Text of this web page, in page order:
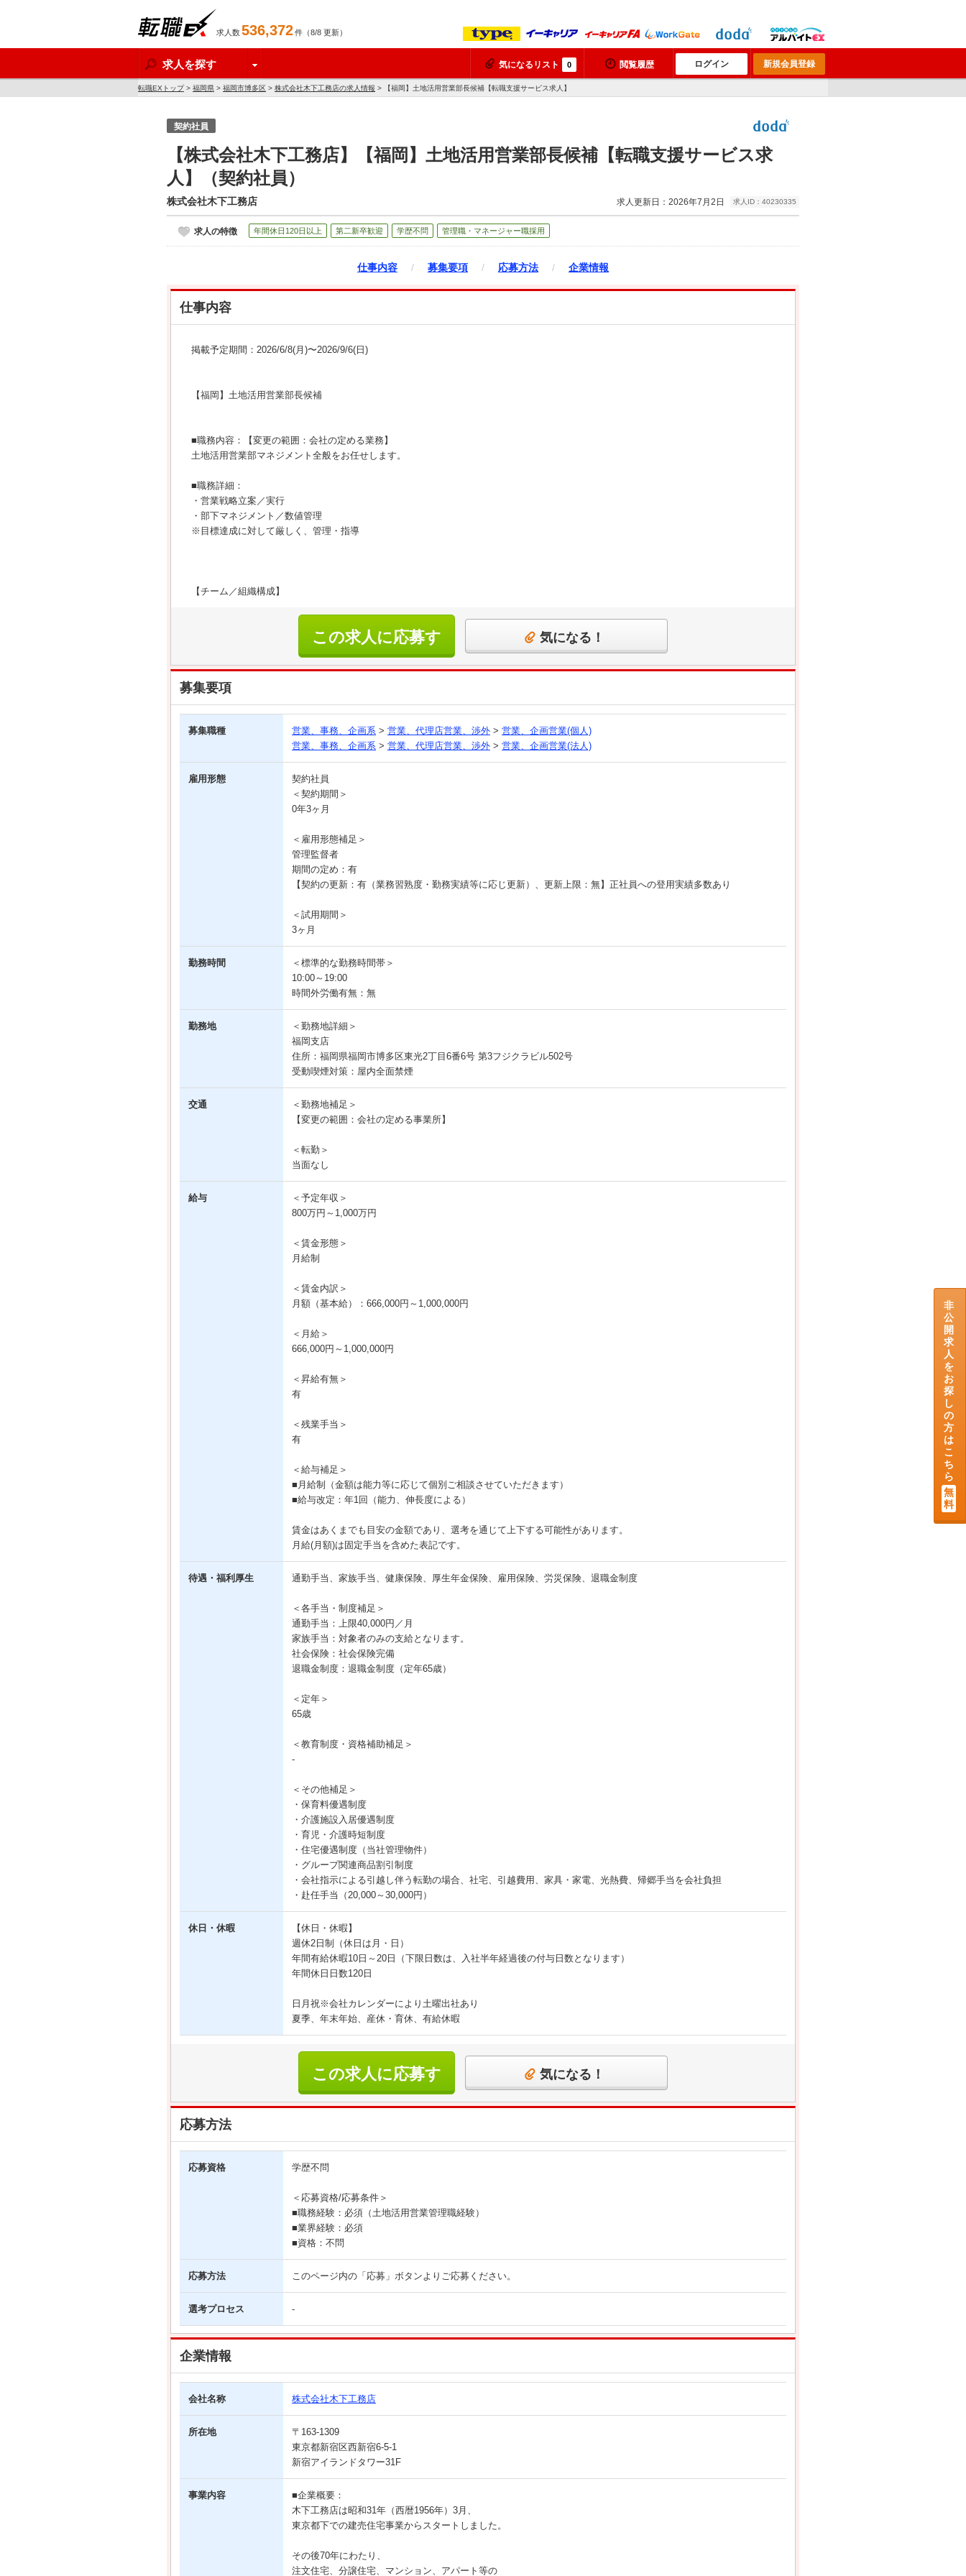
求人数536,372件（8/8 更新）
求人を探す 気になるリスト 0 閲覧履歴 ログイン 新規会員登録
転職EXトップ> 福岡県 > 福岡市博多区 > 株式会社木下工務店の求人情報 > 【福岡】土地活用営業部長候補【転職支援サービス求人】
契約社員
【株式会社木下工務店】【福岡】土地活用営業部長候補【転職支援サービス求
人】（契約社員）
株式会社木下工務店 求人更新日：2026年7月2日 求人ID：40230335
求人の特徴 年間休日120日以上 第二新卒歓迎 学歴不問 管理職・マネージャー職採用
仕事内容 / 募集要項 / 応募方法 / 企業情報
仕事内容
掲載予定期間：2026/6/8(月)〜2026/9/6(日)
【福岡】土地活用営業部長候補
■職務内容：【変更の範囲：会社の定める業務】
土地活用営業部マネジメント全般をお任せします。
■職務詳細：
・営業戦略立案／実行
・部下マネジメント／数値管理
※目標達成に対して厳しく、管理・指導
【チーム／組織構成】
この求人に応募す
る
気になる！
募集要項
募集職種 営業、事務、企画系 > 営業、代理店営業、渉外 > 営業、企画営業(個人)
営業、事務、企画系 > 営業、代理店営業、渉外 > 営業、企画営業(法人)
雇用形態
契約社員
＜契約期間＞
0年3ヶ月
＜雇用形態補足＞
管理監督者
期間の定め：有
【契約の更新：有（業務習熟度・勤務実績等に応じ更新）、更新上限：無】正社員への登用実績多数あり
＜試用期間＞
3ヶ月
勤務時間
＜標準的な勤務時間帯＞
10:00～19:00
時間外労働有無：無
勤務地
＜勤務地詳細＞
福岡支店
住所：福岡県福岡市博多区東光2丁目6番6号 第3フジクラビル502号
受動喫煙対策：屋内全面禁煙
交通
＜勤務地補足＞
【変更の範囲：会社の定める事業所】
＜転勤＞
当面なし
給与
＜予定年収＞
800万円～1,000万円
＜賃金形態＞
月給制
＜賃金内訳＞
月額（基本給）：666,000円～1,000,000円
＜月給＞
666,000円～1,000,000円
＜昇給有無＞
有
＜残業手当＞
有
＜給与補足＞
■月給制（金額は能力等に応じて個別ご相談させていただきます）
■給与改定：年1回（能力、伸長度による）
賃金はあくまでも目安の金額であり、選考を通じて上下する可能性があります。
月給(月額)は固定手当を含めた表記です。
待遇・福利厚生 通勤手当、家族手当、健康保険、厚生年金保険、雇用保険、労災保険、退職金制度
＜各手当・制度補足＞
通勤手当：上限40,000円／月
家族手当：対象者のみの支給となります。
社会保険：社会保険完備
退職金制度：退職金制度（定年65歳）
＜定年＞
65歳
＜教育制度・資格補助補足＞
-
＜その他補足＞
・保育料優遇制度
・介護施設入居優遇制度
・育児・介護時短制度
・住宅優遇制度（当社管理物件）
・グループ関連商品割引制度
・会社指示による引越し伴う転勤の場合、社宅、引越費用、家具・家電、光熱費、帰郷手当を会社負担
・赴任手当（20,000～30,000円）
休日・休暇
【休日・休暇】
週休2日制（休日は月・日）
年間有給休暇10日～20日（下限日数は、入社半年経過後の付与日数となります）
年間休日日数120日
日月祝※会社カレンダーにより土曜出社あり
夏季、年末年始、産休・育休、有給休暇
この求人に応募す
る
気になる！
応募方法
応募資格 学歴不問
＜応募資格/応募条件＞
■職務経験：必須（土地活用営業管理職経験）
■業界経験：必須
■資格：不問
応募方法 このページ内の「応募」ボタンよりご応募ください。
選考プロセス -
企業情報
会社名称 株式会社木下工務店
所在地
〒163-1309
東京都新宿区西新宿6-5-1
新宿アイランドタワー31F
事業内容
■企業概要：
木下工務店は昭和31年（西暦1956年）3月、
東京都下での建売住宅事業からスタートしました。
その後70年にわたり、
注文住宅、分譲住宅、マンション、アパート等の
非
公
開
求
人
を
お
探
し
の
方
は
こ
ち
ら
無
料